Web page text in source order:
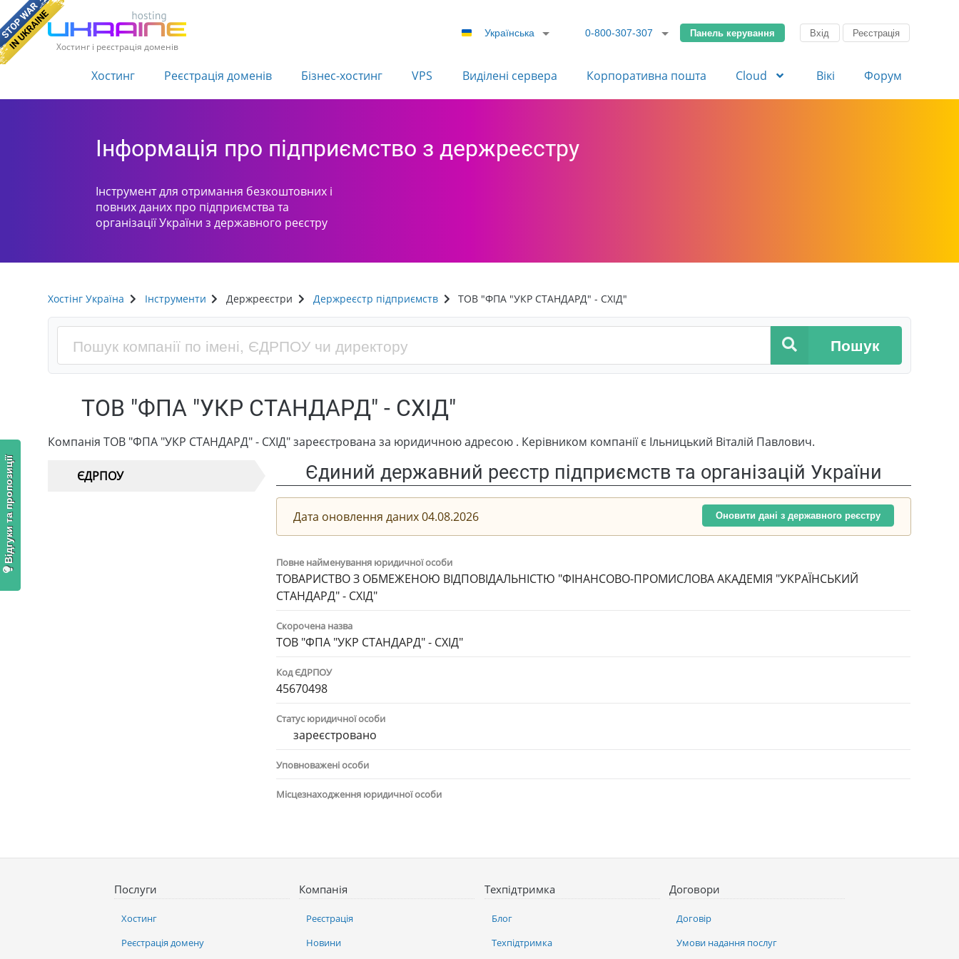
Хостинг і реєстрація доменів
Українська 0-800-307-307 Панель керування Вхід Реєстрація
Хостинг Реєстрація доменів Бізнес-хостинг VPS Виділені сервера Корпоративна пошта Cloud Вікі Форум
Інформація про підприємство з держреєстру
Інструмент для отримання безкоштовних і
повних даних про підприємства та
організації України з державного реєстру
Хостінг Україна Інструменти Держреєстри Держреєстр підприємств ТОВ "ФПА "УКР СТАНДАРД" - СХІД"
Пошук
ТОВ "ФПА "УКР СТАНДАРД" - СХІД"
Компанія ТОВ "ФПА "УКР СТАНДАРД" - СХІД" зареєстрована за юридичною адресою . Керівником компанії є Ільницький Віталій Павлович.
ЄДРПОУ Єдиний державний реєстр підприємств та організацій України
Дата оновлення даних 04.08.2026 Оновити дані з державного реєстру
Повне найменування юридичної особи
ТОВАРИСТВО З ОБМЕЖЕНОЮ ВІДПОВІДАЛЬНІСТЮ "ФІНАНСОВО-ПРОМИСЛОВА АКАДЕМІЯ "УКРАЇНСЬКИЙ
СТАНДАРД" - СХІД"
Скорочена назва
ТОВ "ФПА "УКР СТАНДАРД" - СХІД"
Код ЄДРПОУ
45670498
Статус юридичної особи
зареєстровано
Уповноважені особи
Місцезнаходження юридичної особи
Послуги
Хостинг
Реєстрація домену
Компанія
Реєстрація
Новини
Техпідтримка
Блог
Техпідтримка
Договори
Договір
Умови надання послуг
Відгуки та пропозиції